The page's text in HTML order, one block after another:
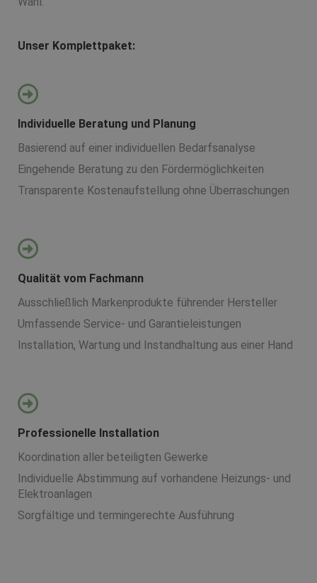
Unser Komplettpaket:
Individuelle Beratung und Planung
Basierend auf einer individuellen Bedarfsanalyse
Eingehende Beratung zu den Fördermöglichkeiten
Transparente Kostenaufstellung ohne Überraschungen
Qualität vom Fachmann
Ausschließlich Markenprodukte führender Hersteller
Umfassende Service- und Garantieleistungen
Installation, Wartung und Instandhaltung aus einer Hand
Professionelle Installation
Koordination aller beteiligten Gewerke
Individuelle Abstimmung auf vorhandene Heizungs- und
Elektroanlagen
Sorgfältige und termingerechte Ausführung